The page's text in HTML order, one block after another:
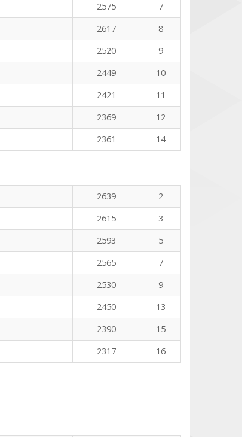
2575
7
2617
8
2520
9
2449
10
2421
11
2369
12
2361 14
2639
2
2615
3
2593
5
2565
7
2530
9
2450
13
2390
15
2317 16